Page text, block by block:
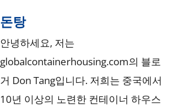
돈탕
안녕하세요, 저는
globalcontainerhousing.com의 블로
거 Don Tang입니다. 저희는 중국에서
10년 이상의 노련한 컨테이너 하우스